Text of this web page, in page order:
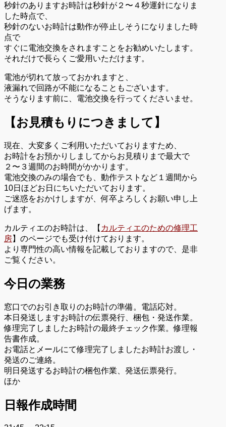
秒針のありますお時計は秒針が２〜４秒運針になりま
した時点で、
秒針のないお時計は動作が停止しそうになりました時
点で
すぐに電池交換をされますことをお勧めいたします。
それだけで長らくご愛用いただけます。
電池が切れて放っておかれますと、
液漏れで回路が不能になることもございます。
そうなります前に、電池交換を行ってくださいませ。
【お見積もりにつきまして】
現在、大変多くご利用いただいておりますため、
お時計をお預かりしましてからお見積りまで最大で
２〜３週間のお時間がかかります。
電池交換のみの場合でも、動作テストなど１週間から
10日ほどお日にちいただいております。
ご迷惑をおかけしますが、何卒よろしくお願い申し上
げます。
カルティエのお時計は、【 カルティエのための修理工
房】のページでも受け付けております。
より専門性の高い情報を記載しておりますので、是非
ご覧ください。
今日の業務
窓口でのお引き取りのお時計の準備。電話応対。
本日発送しますお時計の伝票発行、梱包・発送作業。
修理完了しましたお時計の最終チェック作業。修理報
告書作成。
お電話とメールにて修理完了しましたお時計お渡し・
発送のご連絡。
明日発送するお時計の梱包作業、発送伝票発行。
ほか
日報作成時間